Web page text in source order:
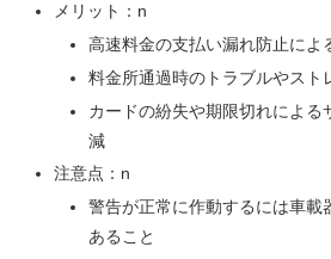
メリット：n
高速料金の支払い漏れ防止によ
料金所通過時のトラブルやスト
カードの紛失や期限切れによる
減
注意点：n
警告が正常に作動するには車載
あること